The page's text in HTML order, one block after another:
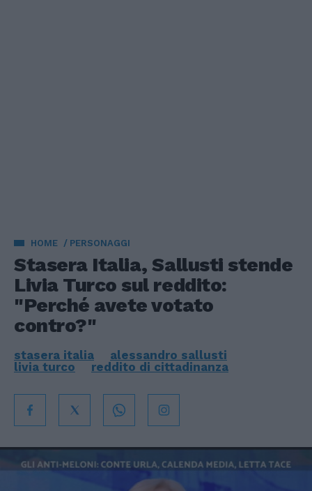
HOME PERSONAGGI
Stasera Italia, Sallusti stende
Livia Turco sul reddito:
"Perché avete votato
contro?"
stasera italia
alessandro sallusti
livia turco
reddito di cittadinanza